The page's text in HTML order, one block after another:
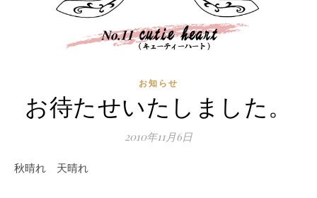
お知らせ
お待たせいたしました。
2010年11月6日
秋晴れ 天晴れ